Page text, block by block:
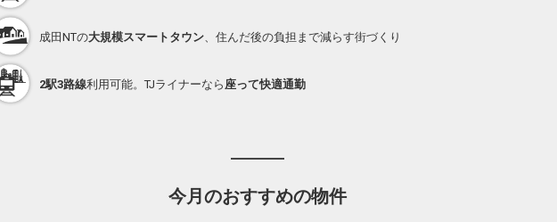
成田NTの大規模スマートタウン、住んだ後の負担まで減らす街づくり
2駅3路線利用可能。TJライナーなら 座って快適通勤
今月のおすすめの物件